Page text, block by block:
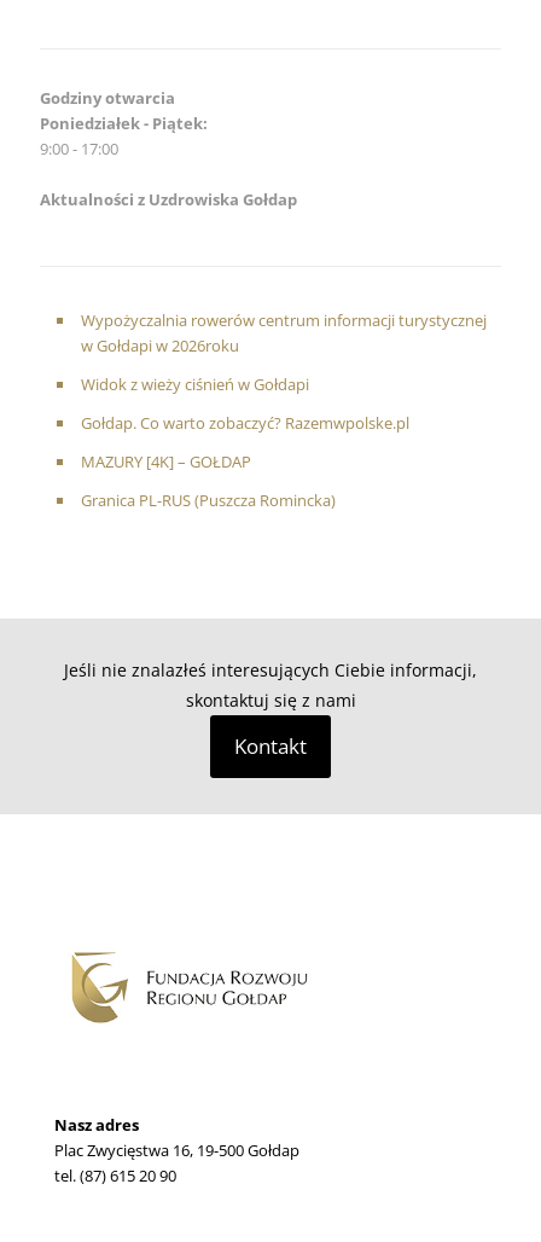
Godziny otwarcia
Poniedziałek - Piątek:
9:00 - 17:00
Aktualności z Uzdrowiska Gołdap
Wypożyczalnia rowerów centrum informacji turystycznej
w Gołdapi w 2026roku
Widok z wieży ciśnień w Gołdapi
Gołdap. Co warto zobaczyć? Razemwpolske.pl
MAZURY [4K] – GOŁDAP
Granica PL-RUS (Puszcza Romincka)
Jeśli nie znalazłeś interesujących Ciebie informacji,
skontaktuj się z nami
Kontakt
Nasz adres
Plac Zwycięstwa 16, 19-500 Gołdap
tel. (87) 615 20 90